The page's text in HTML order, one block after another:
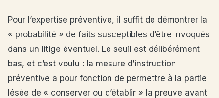
Pour l’expertise préventive, il suffit de démontrer la
« probabilité » de faits susceptibles d’être invoqués
dans un litige éventuel. Le seuil est délibérément
bas, et c’est voulu : la mesure d’instruction
préventive a pour fonction de permettre à la partie
lésée de « conserver ou d’établir » la preuve avant